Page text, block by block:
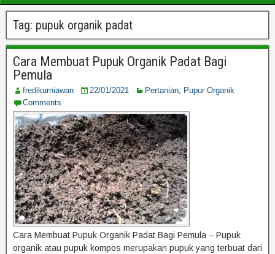
Tag: pupuk organik padat
Cara Membuat Pupuk Organik Padat Bagi
Pemula
fredikurniawan 22/01/2021 Pertanian, Pupur Organik
Comments
Cara Membuat Pupuk Organik Padat Bagi Pemula – Pupuk
organik atau pupuk kompos merupakan pupuk yang terbuat dari